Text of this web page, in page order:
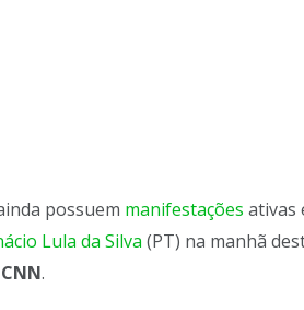
possuem manifestações ativas
Lula da Silva (PT) na manhã
CNN.